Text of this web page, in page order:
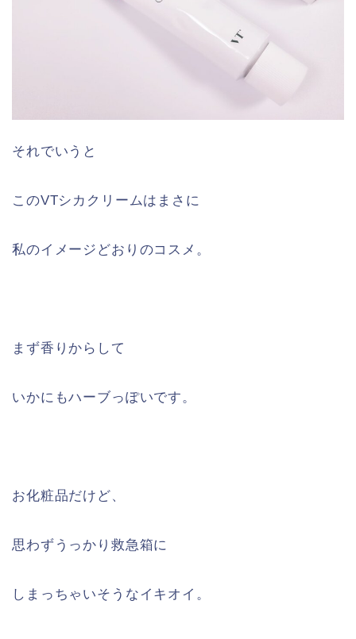
それでいうと
このVTシカクリームはまさに
私のイメージどおりのコスメ。
まず香りからして
いかにもハーブっぽいです。
お化粧品だけど、
思わずうっかり救急箱に
しまっちゃいそうなイキオイ。